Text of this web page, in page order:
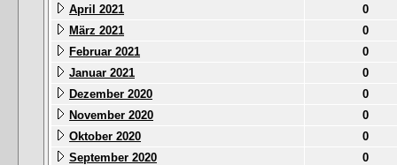
April 2021
0
März 2021
0
Februar 2021
0
Januar 2021
0
Dezember 2020
0
November 2020
0
Oktober 2020
0
September 2020
0